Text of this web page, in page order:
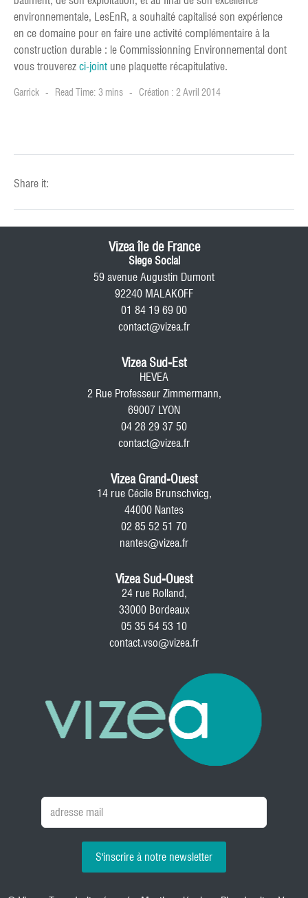
environnementale, LesEnR, a souhaité capitalisé son expérience
en ce domaine pour en faire une activité complémentaire à la
construction durable : le Commissionning Environnemental dont
vous trouverez ci-joint une plaquette récapitulative.
Garrick Read Time: 3 mins Création : 2 Avril 2014
Share it:
Vizea île de France
Siege Social
59 avenue Augustin Dumont
92240 MALAKOFF
01 84 19 69 00
contact@vizea.fr
Vizea Sud-Est
HEVEA
2 Rue Professeur Zimmermann,
69007 LYON
04 28 29 37 50
contact@vizea.fr
Vizea Grand-Ouest
14 rue Cécile Brunschvicg,
44000 Nantes
02 85 52 51 70
nantes@vizea.fr
Vizea Sud-Ouest
24 rue Rolland,
33000 Bordeaux
05 35 54 53 10
contact.vso@vizea.fr
S'inscrire à notre newsletter